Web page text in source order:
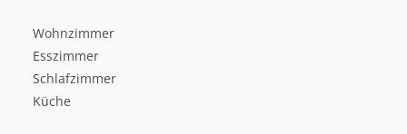
Wohnzimmer
Esszimmer
Schlafzimmer
Küche